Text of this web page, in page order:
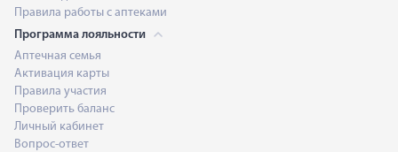
Правила работы с аптеками
Программа лояльности
Аптечная семья
Активация карты
Правила участия
Проверить баланс
Личный кабинет
Вопрос-ответ